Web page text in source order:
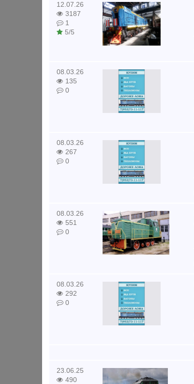
12.07.26
3187
1
5/5
08.03.26
135
0
08.03.26
267
0
08.03.26
551
0
08.03.26
292
0
23.06.25
490